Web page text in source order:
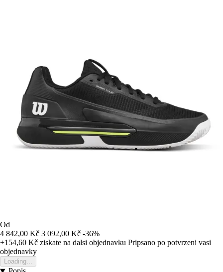
Od
4 842,00 Kč 3 092,00 Kč -36%
+154,60 Kč ziskate na dalsi objednavku Pripsano po potvrzeni vasi
objednavky
Loading...